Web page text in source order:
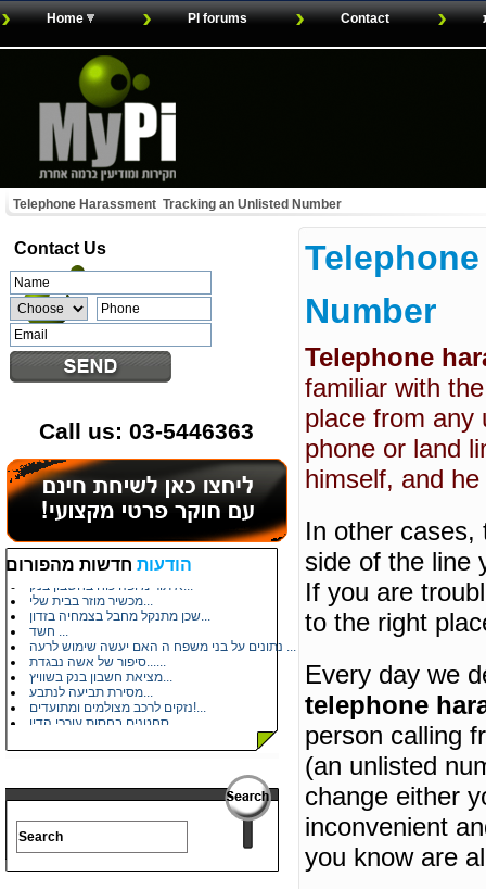
Home PI forums Contact
Telephone Harassment  Tracking an Unlisted Number
Contact Us
Call us: 03-5446363
הודעות חדשות מהפורום
עלות פוליגרף...
מתעניין במקצוע...
נזקים לרכב מצולמים ומתועדים!...
סחטנים בחסות עורכי הדין...
תוכנת תחקירון זהב...
תודה לעו"ד שקד שני...
משפטי רחלי...
Number
Telephone
familiar with
place from any
phone or land
himself, and
In other cases,
side of the line
If you are
to the right
Every day we
telephone
person calling
(an unlisted
change either
inconvenient
you know are